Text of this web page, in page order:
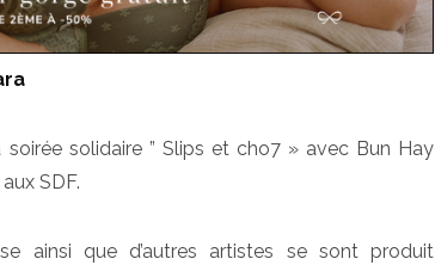
soirée solidaire ” Slips et cho7 » avec Bun Hay
SDF.
ainsi que d’autres artistes se sont produit